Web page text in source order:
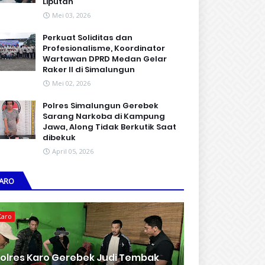
Mei 03, 2026
Perkuat Soliditas dan
Profesionalisme, Koordinator
Wartawan DPRD Medan Gelar
Raker II di Simalungun
Mei 02, 2026
Polres Simalungun Gerebek
Sarang Narkoba di Kampung
Jawa, Along Tidak Berkutik Saat
dibekuk
April 05, 2026
Karo Gerebek Judi Tembak